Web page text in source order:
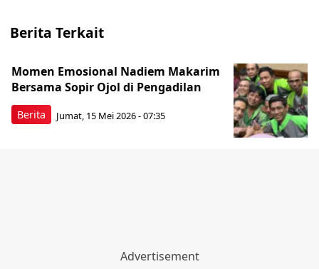
Berita Terkait
Berita
Momen Emosional Nadiem Makarim
Bersama Sopir Ojol di Pengadilan
Jumat, 15 Mei 2026 - 07:35